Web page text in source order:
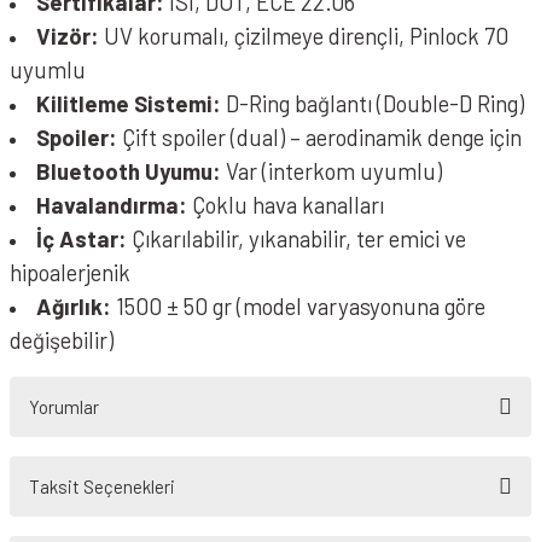
Vizör: UV korumalı, çizilmeye dirençli, Pinlock 70
uyumlu
Kilitleme Sistemi: D-Ring bağlantı (Double-D Ring)
Spoiler: Çift spoiler (dual) – aerodinamik denge için
Bluetooth Uyumu: Var (interkom uyumlu)
Havalandırma: Çoklu hava kanalları
İç Astar: Çıkarılabilir, yıkanabilir, ter emici ve
hipoalerjenik
Ağırlık: 1500 ± 50 gr (model varyasyonuna göre
değişebilir)
Yorumlar
Taksit Seçenekleri